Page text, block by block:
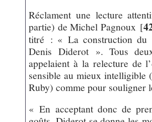
Réclament une lecture
partie) de Michel Pagnoux [
titré : « La construction du
Denis Diderot ». Tous
appelaient à la relecture de
sensible au mieux intelligible
Ruby) comme pour souligner
« En acceptant donc de